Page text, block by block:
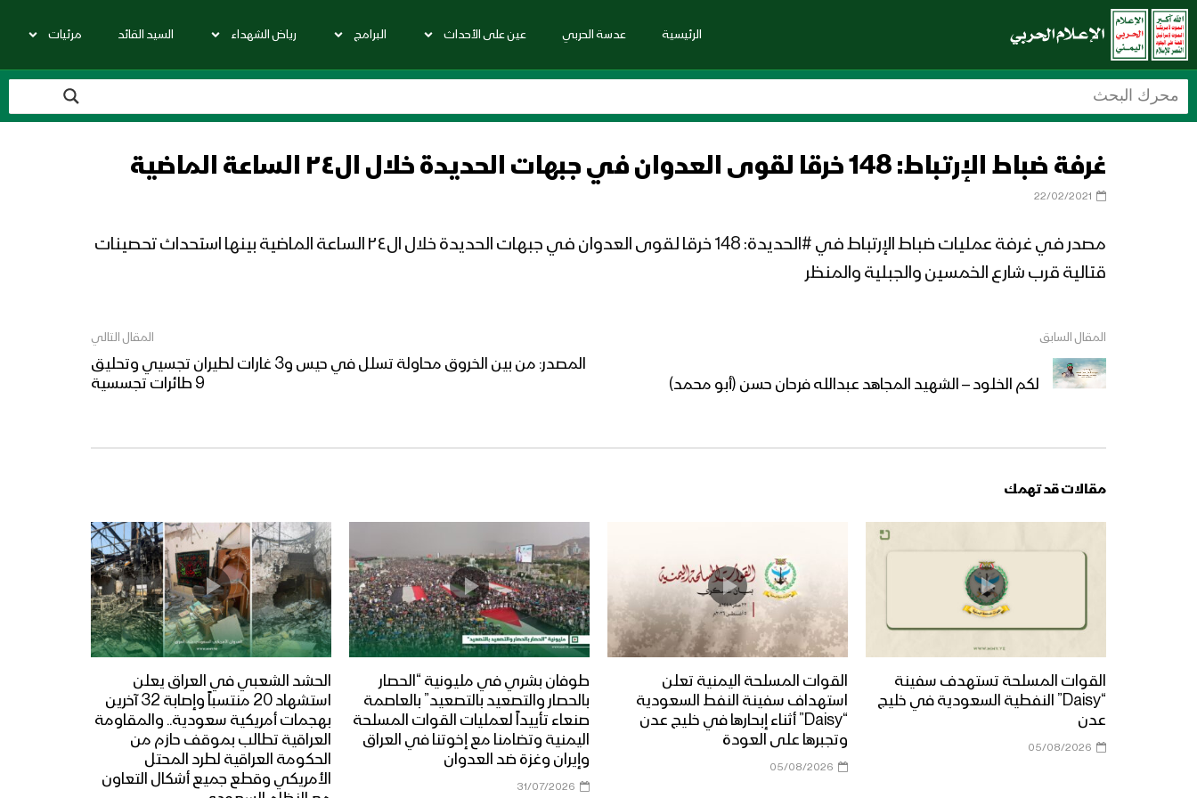
الرئيسية عدسة الحربي عين على الأحداث البرامج رياض الشهداء السيد القائد مرئيات
غرفة ضباط الإرتباط: 148 خرقا لقوى العدوان في جبهات الحديدة خلال ال٢٤ الساعة الماضية
22/02/2021
مصدر في غرفة عمليات ضباط الإرتباط في #الحديدة: 148 خرقا لقوى العدوان في جبهات الحديدة خلال ال٢٤ الساعة الماضية بينها استحداث تحصينات
قتالية قرب شارع الخمسين والجبلية والمنظر
المقال السابق
لكم الخلود – الشهيد المجاهد عبدالله فرحان حسن (أبو محمد)
المقال التالي
المصدر: من بين الخروق محاولة تسلل في حيس و3 غارات لطيران تجسيي وتحليق
9 طائرات تجسسية
مقالات قد تهمك
القوات المسلحة تستهدف سفينة
“Daisy” النفطية السعودية في خليج
عدن
05/08/2026
القوات المسلحة اليمنية تعلن
استهداف سفينة النفط السعودية
“Daisy” أثناء إبحارها في خليج عدن
وتجبرها على العودة
05/08/2026
طوفان بشري في مليونية “الحصار
بالحصار والتصعيد بالتصعيد” بالعاصمة
صنعاء تأييداً لعمليات القوات المسلحة
اليمنية وتضامنا مع إخوتنا في العراق
وإيران وغزة ضد العدوان
31/07/2026
الحشد الشعبي في العراق يعلن
استشهاد 20 منتسباً وإصابة 32 آخرين
بهجمات أمريكية سعودية.. والمقاومة
العراقية تطالب بموقف حازم من
الحكومة العراقية لطرد المحتل
الأمريكي وقطع جميع أشكال التعاون